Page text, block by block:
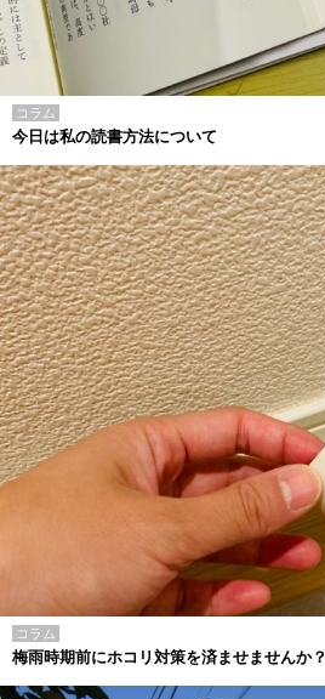
コラム
今日は私の読書方法について
コラム
梅雨時期前にホコリ対策を済ませませんか？